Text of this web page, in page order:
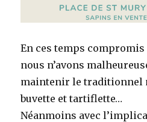
En ces temps
nous n’avons
maintenir le traditionnel
buvette et tartiflette…
Néanmoins avec